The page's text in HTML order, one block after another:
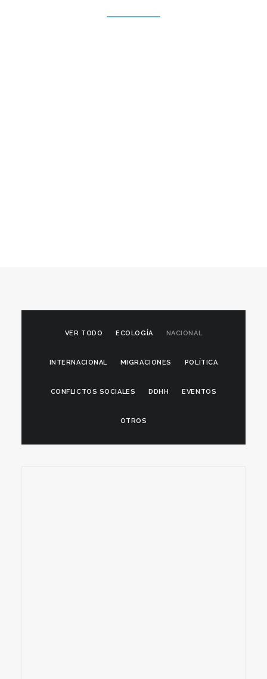
VER TODO ECOLOGÍA NACIONAL
INTERNACIONAL MIGRACIONES POLÍTICA
CONFLICTOS SOCIALES DDHH EVENTOS
OTROS